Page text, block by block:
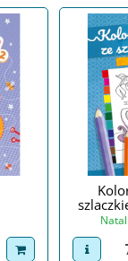
dodaj do koszykaview